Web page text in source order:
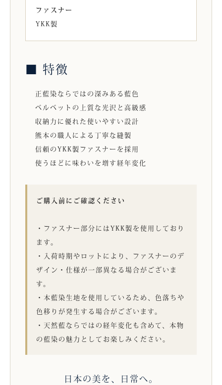
ファスナー
YKK製
■ 特徴
正藍染ならではの深みある藍色
ベルベットの上質な光沢と高級感
収納力に優れた使いやすい設計
熊本の職人による丁寧な縫製
信頼のYKK製ファスナーを採用
使うほどに味わいを増す経年変化
ご購入前にご確認ください
・ファスナー部分にはYKK製を使用しており
ます。
・入荷時期やロットにより、ファスナーのデ
ザイン・仕様が一部異なる場合がございま
す。
・本藍染生地を使用しているため、色落ちや
色移りが発生する場合がございます。
・天然藍ならではの経年変化も含めて、本物
の藍染の魅力としてお楽しみください。
日本の美を、日常へ。